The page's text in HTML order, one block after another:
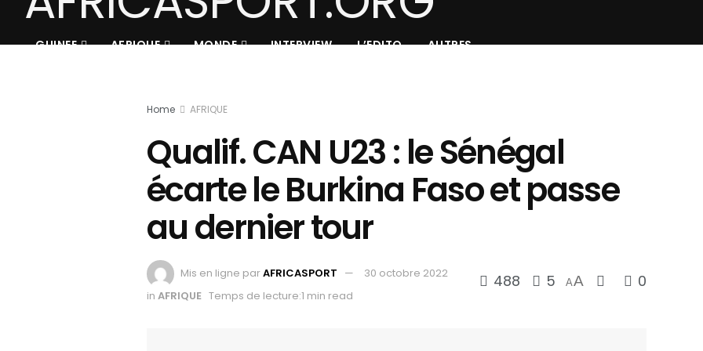
GUINEE AFRIQUE MONDE INTERVIEW L’EDITO AUTRES
Home AFRIQUE
Qualif. CAN U23 : le Sénégal
écarte le Burkina Faso et passe
au dernier tour
Mis en ligne parAFRICASPORT
30 octobre 2022
in AFRIQUE Temps de lecture:1 min read
488 5 AA 0